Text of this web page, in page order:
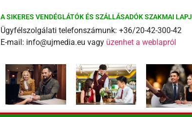
A SIKERES VENDÉGLÁTÓK ÉS SZÁLLÁSADÓK SZAKMAI
Ügyfélszolgálati telefonszámunk: +36/20-42-300-42
E-mail: info@ujmedia.eu vagy üzenhet a weblapról